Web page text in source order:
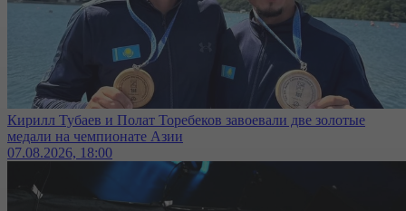
Кирилл Тубаев и Полат Торебеков завоевали две золотые
медали на чемпионате Азии
07.08.2026, 18:00